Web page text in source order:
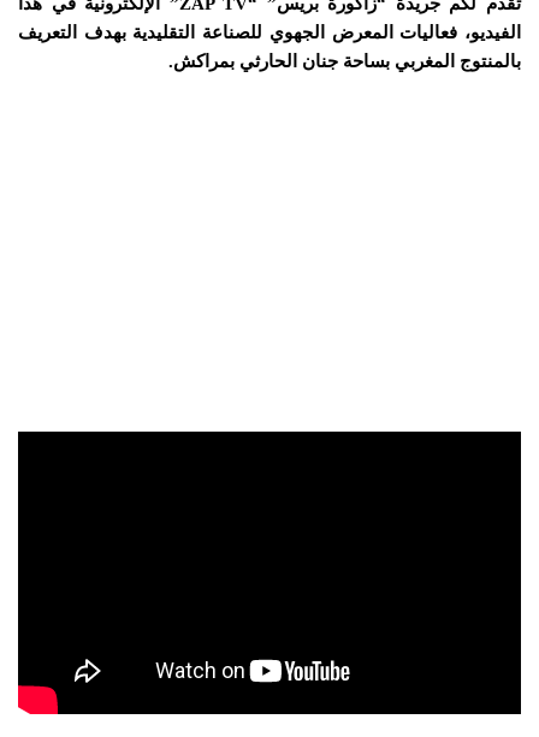
تقدم لكم جريدة “زاكورة بريس” “ZAP TV” الإلكترونية في هذا
الفيديو، فعاليات المعرض الجهوي للصناعة التقليدية بهدف التعريف
بالمنتوج المغربي بساحة جنان الحارثي بمراكش.